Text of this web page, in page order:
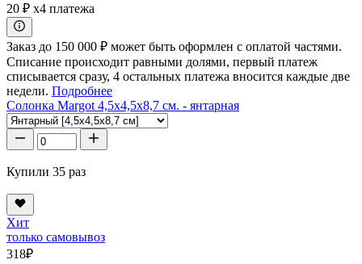
20 ₽ x4 платежа
Заказ до 150 000 ₽ может быть оформлен с оплатой частями.
Списание происходит равными долями, первый платеж
списывается сразу, 4 остальных платежа вносится каждые две
недели. Подробнее
Солонка Margot 4,5x4,5x8,7 см. - янтарная
Купили 35 раз
Хит
только самовывоз
318₽